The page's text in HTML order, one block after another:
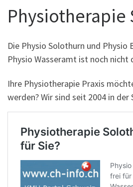
Physiotherapie
Die Physio Solothurn und Physio
Physio Wasseramt ist noch nicht
Ihre Physiotherapie Praxis
werden? Wir sind seit 2004 in der